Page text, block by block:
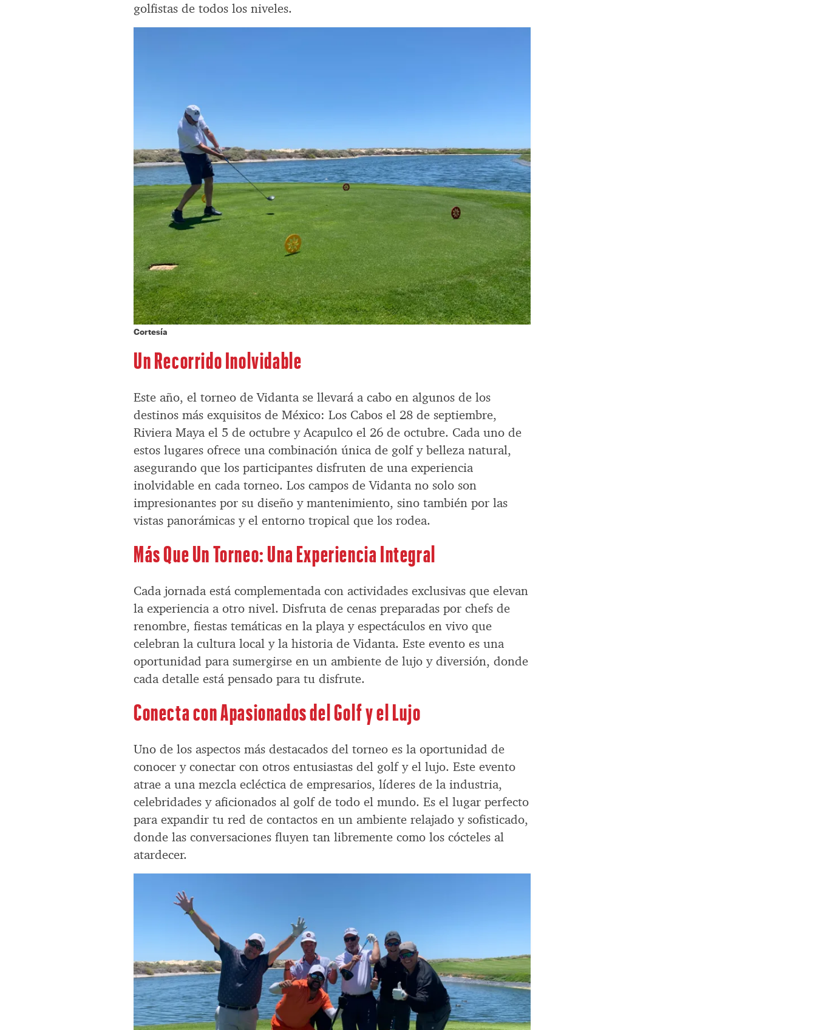
golfistas de todos los niveles.
Cortesía
Un Recorrido Inolvidable
Este año, el torneo de Vidanta se llevará a cabo en algunos de los
destinos más exquisitos de México: Los Cabos el 28 de septiembre,
Riviera Maya el 5 de octubre y Acapulco el 26 de octubre. Cada uno de
estos lugares ofrece una combinación única de golf y belleza natural,
asegurando que los participantes disfruten de una experiencia
inolvidable en cada torneo. Los campos de Vidanta no solo son
impresionantes por su diseño y mantenimiento, sino también por las
vistas panorámicas y el entorno tropical que los rodea.
Más Que Un Torneo: Una Experiencia Integral
Cada jornada está complementada con actividades exclusivas que elevan
la experiencia a otro nivel. Disfruta de cenas preparadas por chefs de
renombre, fiestas temáticas en la playa y espectáculos en vivo que
celebran la cultura local y la historia de Vidanta. Este evento es una
oportunidad para sumergirse en un ambiente de lujo y diversión, donde
cada detalle está pensado para tu disfrute.
Conecta con Apasionados del Golf y el Lujo
Uno de los aspectos más destacados del torneo es la oportunidad de
conocer y conectar con otros entusiastas del golf y el lujo. Este evento
atrae a una mezcla ecléctica de empresarios, líderes de la industria,
celebridades y aficionados al golf de todo el mundo. Es el lugar perfecto
para expandir tu red de contactos en un ambiente relajado y sofisticado,
donde las conversaciones fluyen tan libremente como los cócteles al
atardecer.